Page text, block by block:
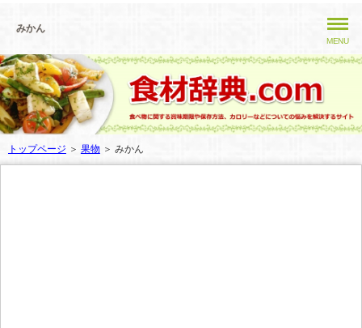
みかん
MENU
トップページ ＞ 果物 ＞ みかん